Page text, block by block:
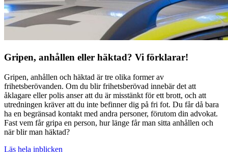
Gripen, anhållen eller häktad? Vi förklarar!
Gripen, anhållen och häktad är tre olika former av
frihetsberövanden. Om du blir frihetsberövad innebär det att
åklagare eller polis anser att du är misstänkt för ett brott, och att
utredningen kräver att du inte befinner dig på fri fot. Du får då bara
ha en begränsad kontakt med andra personer, förutom din advokat.
Fast vem får gripa en person, hur länge får man sitta anhållen och
när blir man häktad?
Läs hela inblicken